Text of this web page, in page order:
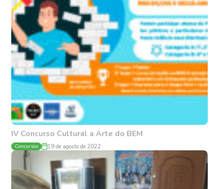
IV Concurso Cultural a Arte do BEM
Concursos 19 de agosto de 2022